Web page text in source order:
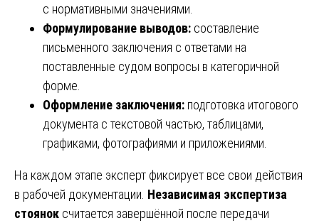
с нормативными значениями.
Формулирование выводов: составление
письменного заключения с ответами на
поставленные судом вопросы в категоричной
форме.
Оформление заключения: подготовка итогового
документа с текстовой частью, таблицами,
графиками, фотографиями и приложениями.
На каждом этапе эксперт фиксирует все свои действия
в рабочей документации. Независимая экспертиза
стоянок считается завершённой после передачи